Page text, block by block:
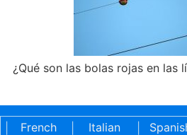
¿Qué son las bolas rojas en las
French Italian